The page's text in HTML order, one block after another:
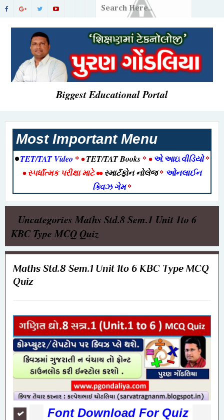
Biggest Educational Portal
Most Important Menu
•TET/TAT Video * •TET/TAT Books * •એ.આઇ.વીડિયો*
•સ્પર્ધાત્મક પરીક્ષા માટે••સ્માર્ટફોન નોલેજ* ઓનલાઈન
ક્વિઝ ગેમ*
Uncategories Maths Std.8 Sem.1 Unit 1to 6
KBC Type MCQ Quiz
Maths Std.8 Sem.1 Unit 1to 6 KBC Type MCQ
Quiz
Font Download For Quiz